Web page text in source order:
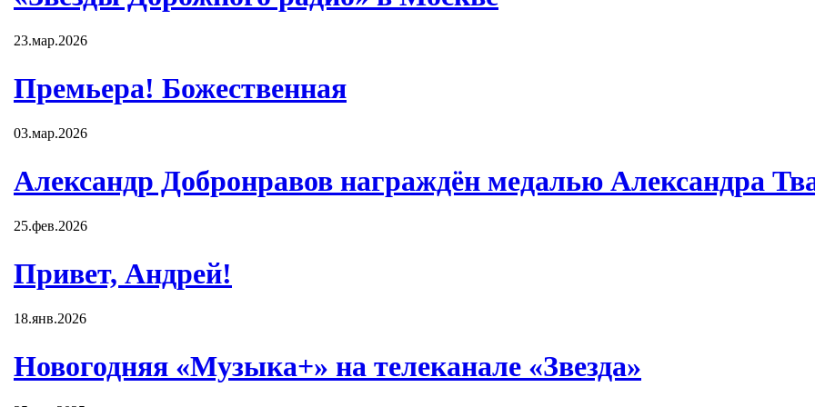
23.мар.2026
Премьера! Божественная
03.мар.2026
Александр Добронравов награждён медалью Александра
25.фев.2026
Привет, Андрей!
18.янв.2026
Новогодняя «Музыка+» на телеканале «Звезда»